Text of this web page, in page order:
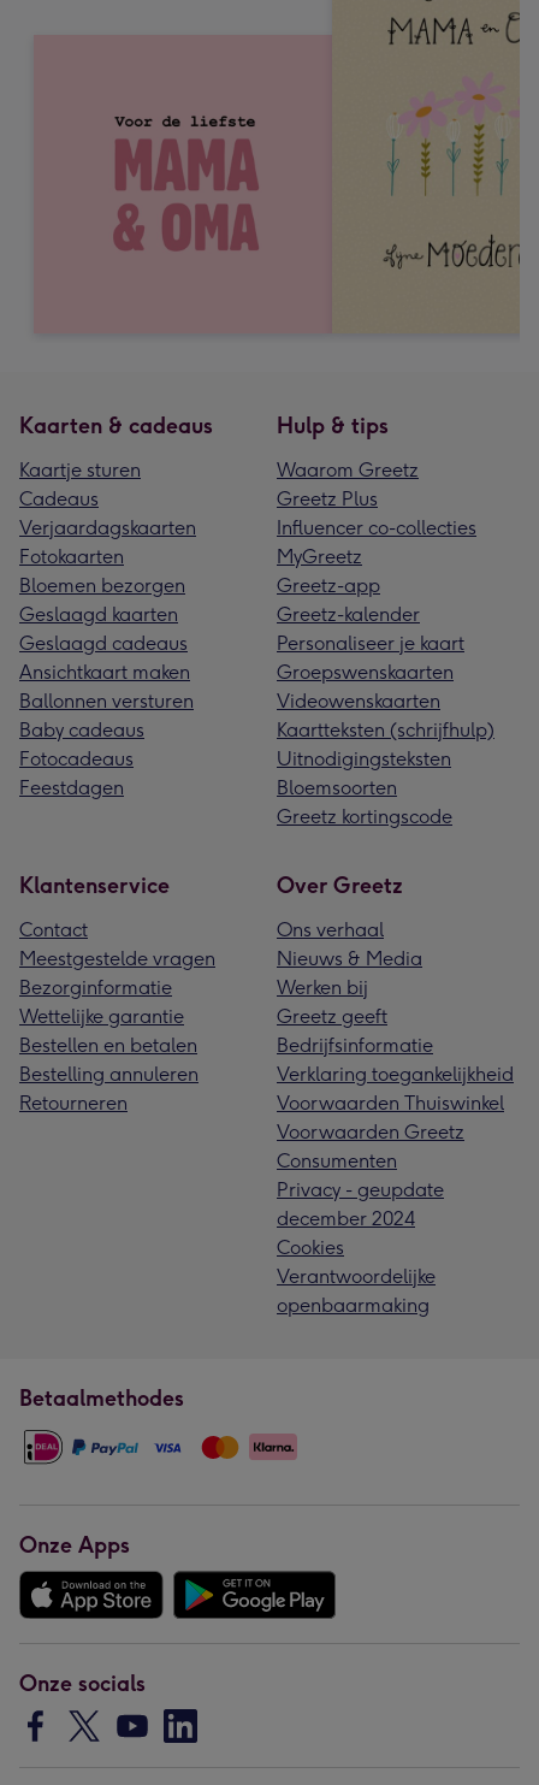
Kaarten & cadeaus
Kaartje sturen
Cadeaus
Verjaardagskaarten
Fotokaarten
Bloemen bezorgen
Geslaagd kaarten
Geslaagd cadeaus
Ansichtkaart maken
Ballonnen versturen
Baby cadeaus
Fotocadeaus
Feestdagen
Hulp & tips
Waarom Greetz
Greetz Plus
Influencer co-collecties
MyGreetz
Greetz-app
Greetz-kalender
Personaliseer je kaart
Groepswenskaarten
Videowenskaarten
Kaartteksten (schrijfhulp)
Uitnodigingsteksten
Bloemsoorten
Greetz kortingscode
Klantenservice
Contact
Meestgestelde vragen
Bezorginformatie
Wettelijke garantie
Bestellen en betalen
Bestelling annuleren
Retourneren
Over Greetz
Ons verhaal
Nieuws & Media
Werken bij
Greetz geeft
Bedrijfsinformatie
Verklaring toegankelijkheid
Voorwaarden Thuiswinkel
Voorwaarden Greetz
Consumenten
Privacy - geupdate
december 2024
Cookies
Verantwoordelijke
openbaarmaking
Betaalmethodes
Onze Apps
Onze socials